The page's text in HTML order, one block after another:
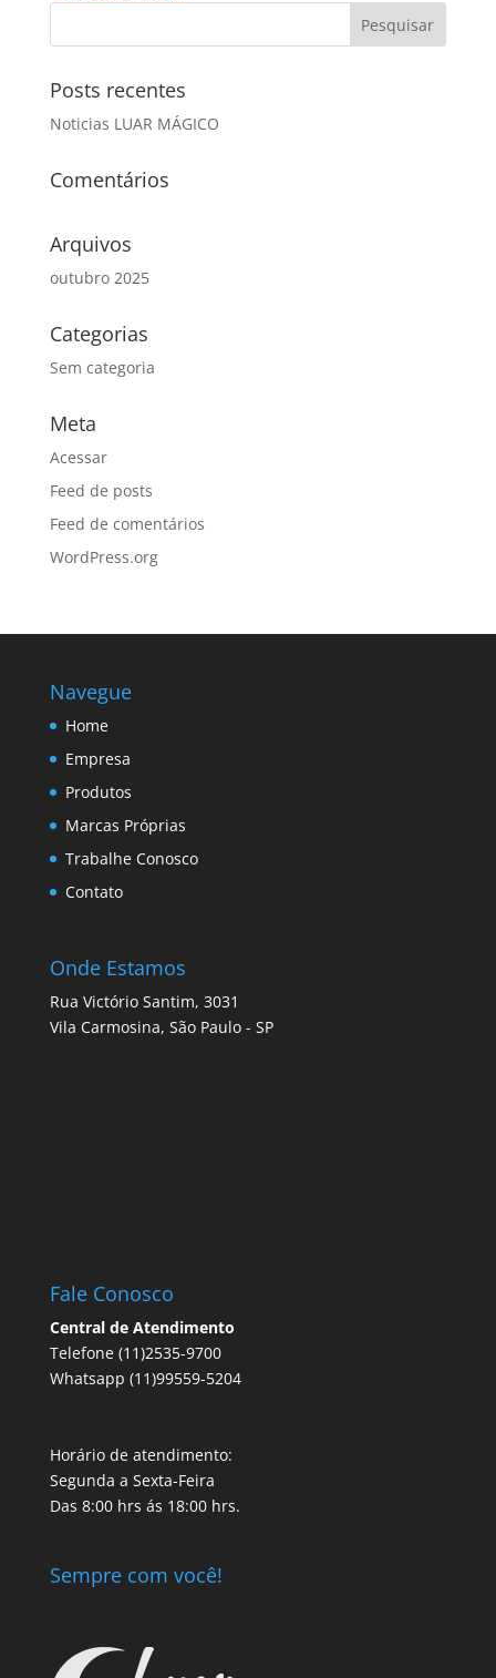
Posts recentes
Noticias LUAR MÁGICO
Comentários
Arquivos
outubro 2025
Categorias
Sem categoria
Meta
Acessar
Feed de posts
Feed de comentários
WordPress.org
Navegue
Home
Empresa
Produtos
Marcas Próprias
Trabalhe Conosco
Contato
Onde Estamos
Rua Victório Santim, 3031
Vila Carmosina, São Paulo - SP
Fale Conosco
Central de Atendimento
Telefone (11)2535-9700
Whatsapp (11)99559-5204
Horário de atendimento:
Segunda a Sexta-Feira
Das 8:00 hrs ás 18:00 hrs.
Sempre com você!